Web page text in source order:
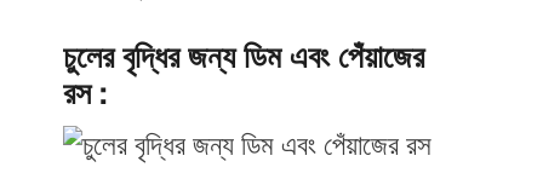
চুলের বৃদ্ধির জন্য ডিম এবং পেঁয়াজের
রস :